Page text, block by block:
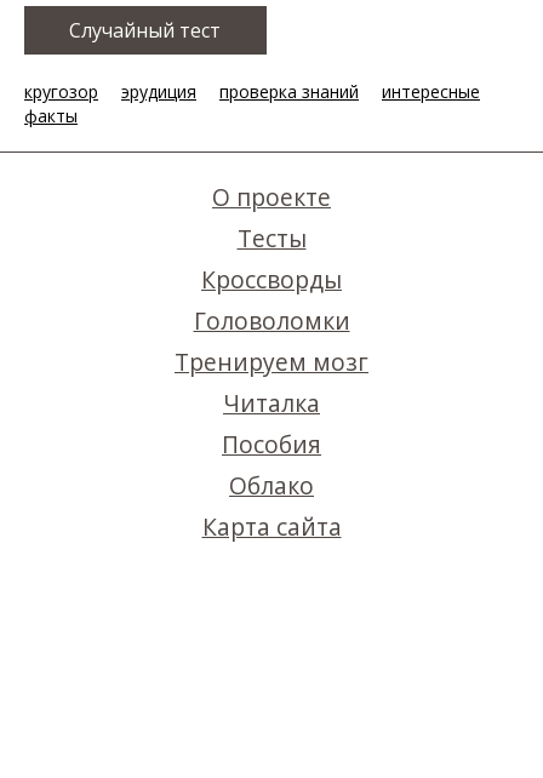
Случайный тест
кругозор эрудиция проверка знаний
интересные
факты
О проекте
Тесты
Кроссворды
Головоломки
Тренируем мозг
Читалка
Пособия
Облако
Карта сайта